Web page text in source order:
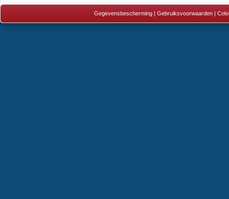
Gegevensbescherming| Gebruiksvoorwaarden|